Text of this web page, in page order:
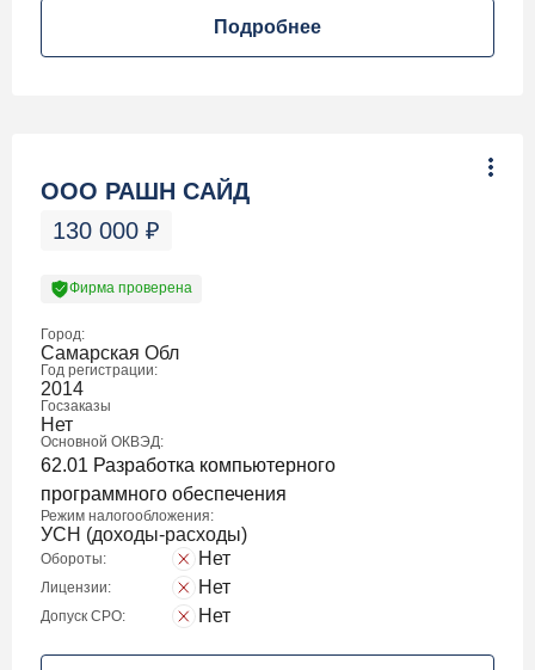
Подробнее
ООО РАШН САЙД
130 000 ₽
Фирма проверена
Город:
Самарская Обл
Год регистрации:
2014
Госзаказы
Нет
Основной ОКВЭД:
62.01 Разработка компьютерного
программного обеспечения
Режим налогообложения:
УСН (доходы-расходы)
Обороты: Нет
Лицензии: Нет
Допуск СРО: Нет